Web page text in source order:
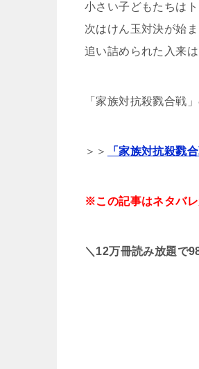
小さい子どもたちは
次はけん玉対決が始ま
追い詰められた入来
「家族対抗殺戮合戦
＞＞ 「家族対抗殺戮
※この記事はネタバ
＼12万冊読み放題で